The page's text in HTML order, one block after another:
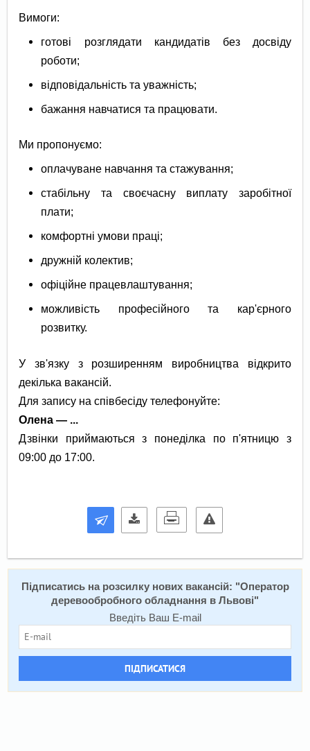
Вимоги:
готові розглядати кандидатів без досвіду
роботи;
відповідальність та уважність;
бажання навчатися та працювати.
Ми пропонуємо:
оплачуване навчання та стажування;
стабільну та своєчасну виплату заробітної
плати;
комфортні умови праці;
дружній колектив;
офіційне працевлаштування;
можливість професійного та кар'єрного
розвитку.
У зв'язку з розширенням виробництва відкрито
декілька вакансій.
Для запису на співбесіду телефонуйте:
Олена — ...
Дзвінки приймаються з понеділка по п'ятницю з
09:00 до 17:00.
Підписатись на розсилку нових вакансій: "Оператор
деревообробного обладнання в Львові"
Введіть Ваш E-mail
ПІДПИСАТИСЯ